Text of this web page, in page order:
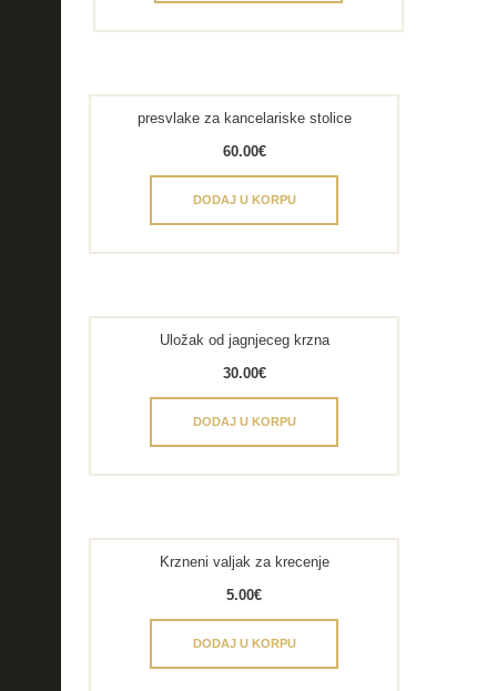
presvlake za kancelariske stolice
60.00€
DODAJ U KORPU
Uložak od jagnjeceg krzna
30.00€
DODAJ U KORPU
Krzneni valjak za krecenje
5.00€
DODAJ U KORPU